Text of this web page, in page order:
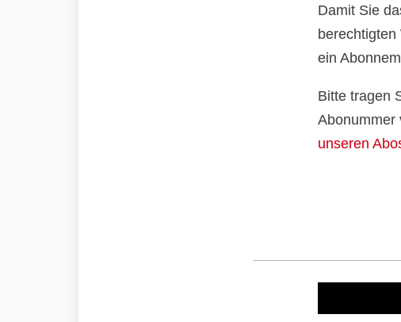
Damit Sie
ein
Bitte tragen
Abonummer
unseren